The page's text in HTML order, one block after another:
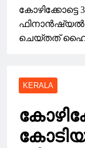
കോഴിക്കോട്ടെ
ഫിനാൻഷ്യൽ
ചെയ്തത്
KERALA